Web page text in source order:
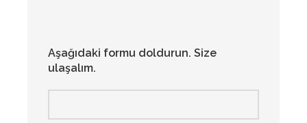
Aşağıdaki formu doldurun. Size
ulaşalım.